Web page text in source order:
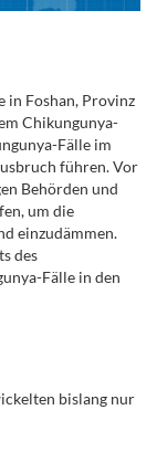
in Foshan, Provinz
Chikungunya-
Fälle im
führen. Vor
Behörden und
um die
einzudämmen.
des
Fälle in den
bislang nur